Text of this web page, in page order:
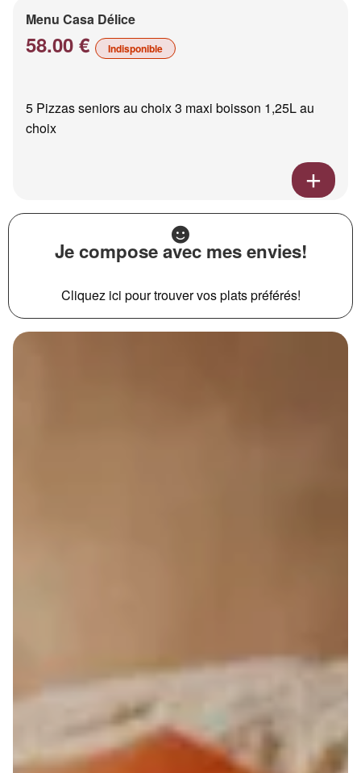
Menu Casa Délice
58.00 € Indisponible
5 Pizzas seniors au choix 3 maxi boisson 1,25L au
choix
Je compose avec mes envies!
Cliquez ici pour trouver vos plats préférés!